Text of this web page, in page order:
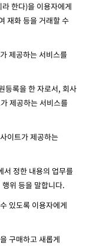
한다)을 이용자에게
재화 등을 거래할 수
제공하는 서비스를
등록을 한 자로서, 회사
제공하는 서비스를
이트가 제공하는
서 정한 내용의 업무를
위 등을 말합니다.
있도록 이용자에게
구매하고 새롭게